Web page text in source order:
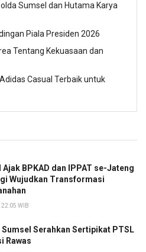
Sumsel dan Hutama Karya
Piala Presiden 2026
Tentang Kekuasaan dan
Casual Terbaik untuk
Ajak BPKAD dan IPPAT se-Jateng
Wujudkan Transformasi
22:05 WIB
Sumsel Serahkan Sertipikat PTSL
Rawas